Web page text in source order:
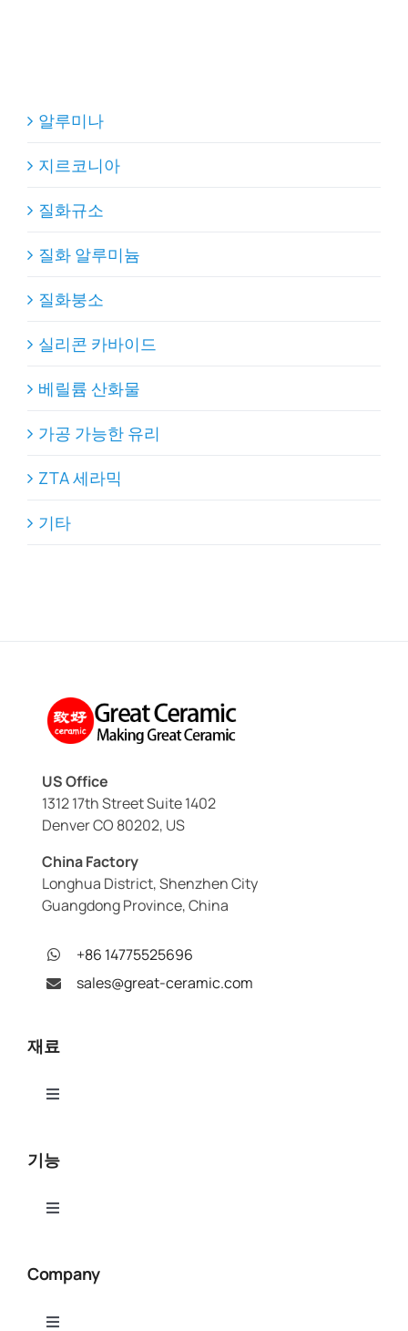
알루미나
지르코니아
질화규소
질화 알루미늄
질화붕소
실리콘 카바이드
베릴륨 산화물
가공 가능한 유리
ZTA 세라믹
기타
US Office
1312 17th Street Suite 1402
Denver CO 80202, US
China Factory
Longhua District, Shenzhen City
Guangdong Province, China
+86 14775525696
sales@great-ceramic.com
재료
Toggle
질화 알루미늄(AlN)
베릴륨 산화물(BeO)
기능
Toggle
세라믹 연마 및 연마
Company